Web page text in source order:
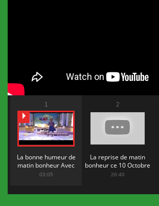
1
La bonne humeur de
matin bonheur Avec
Flopy Mendosa
03:05
2
La reprise de matin
bonheur ce 10 Octobre
2022
26:40